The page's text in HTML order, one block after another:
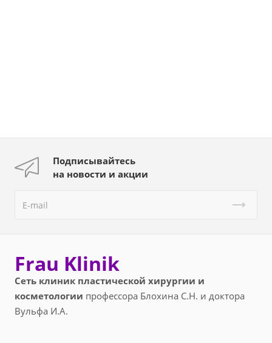
Подписывайтесь
на новости и акции
Frau Klinik
Сеть клиник пластической хирургии и
косметологии профессора Блохина С.Н. и доктора
Вульфа И.А.